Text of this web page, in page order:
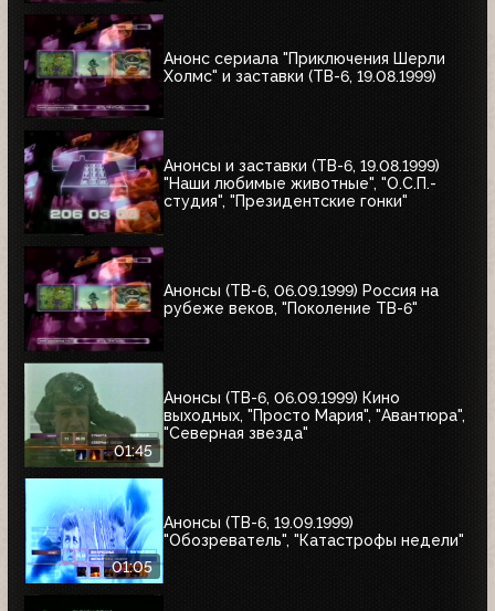
Анонс сериала "Приключения Шерли
Холмс" и заставки (ТВ-6, 19.08.1999)
Анонсы и заставки (ТВ-6, 19.08.1999)
"Наши любимые животные", "О.С.П.-
студия", "Президентские гонки"
Анонсы (ТВ-6, 06.09.1999) Россия на
рубеже веков, "Поколение ТВ-6"
01:45
Анонсы (ТВ-6, 06.09.1999) Кино
выходных, "Просто Мария", "Авантюра",
"Северная звезда"
01:05
Анонсы (ТВ-6, 19.09.1999)
"Обозреватель", "Катастрофы недели"